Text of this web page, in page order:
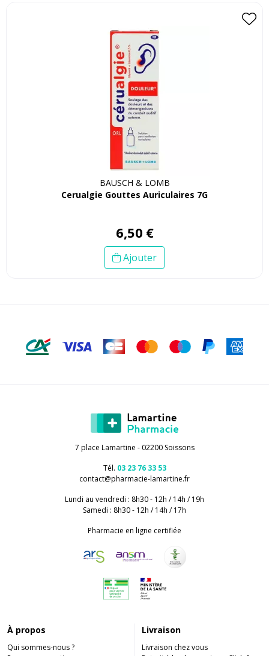
BAUSCH & LOMB
Cerualgie Gouttes Auriculaires 7G
6,50 €
Ajouter
7 place Lamartine - 02200 Soissons
Tél. 03 23 76 33 53
contact@pharmacie-lamartine.fr
Lundi au vendredi : 8h30 - 12h / 14h / 19h
Samedi : 8h30 - 12h / 14h / 17h
Pharmacie en ligne certifiée
À propos
Qui sommes-nous ?
Livraison
Livraison chez vous